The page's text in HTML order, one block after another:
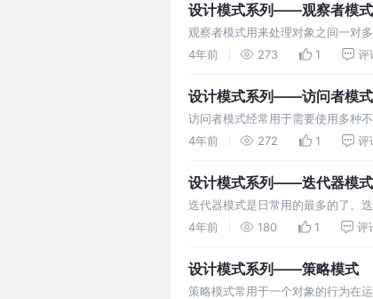
设计模式系列——观察者模式
观察者模式用来处理对象之间一对
设计思想。
4年前 273 1 评
设计模式系列——访问者模式
访问者模式经常用于需要使用多种
划价处划价，财务人员看到的是所
4年前 272 1 评
设计模式系列——迭代器模式
迭代器模式是日常用的最多的了。
4年前
180 1 评
设计模式系列——策略模式
策略模式常用于一个对象的行为在